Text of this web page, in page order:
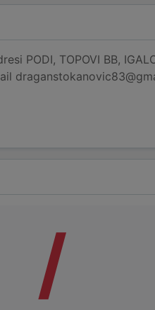
PODI, TOPOVI BB,
/